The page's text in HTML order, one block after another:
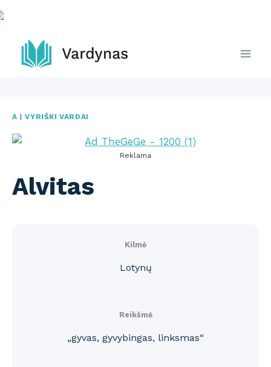
Skip
to
content
A |VYRIŠKI VARDAI
Reklama
Alvitas
Kilmė
Lotynų
Reikšmė
„gyvas, gyvybingas, linksmas“